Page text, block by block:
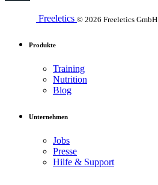
Freeletics © 2026 Freeletics GmbH
Produkte
Training
Nutrition
Blog
Unternehmen
Jobs
Presse
Hilfe & Support